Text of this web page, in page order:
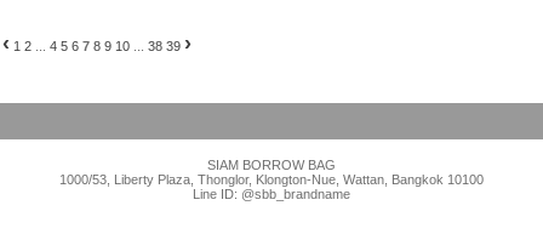
‹ 1 2 4 5 6 7 8 9 10 38 39 ›
SIAM BORROW BAG
1000/53, Liberty Plaza, Thonglor, Klongton-Nue, Wattan, Bangkok 10100
Line ID: @sbb_brandname